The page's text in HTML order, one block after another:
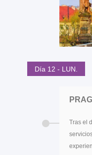
Día 12 - LUN.
Tras el